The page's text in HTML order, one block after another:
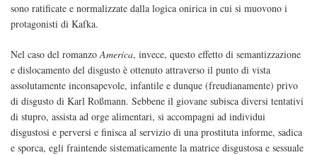
sono ratificate e normalizzate dalla logica onirica in cui si muovono i
protagonisti di Kafka.
Nel caso del romanzo America, invece, questo effetto di semantizzazione
e dislocamento del disgusto è ottenuto attraverso il punto di vista
assolutamente inconsapevole, infantile e dunque (freudianamente) privo
di disgusto di Karl Roßmann. Sebbene il giovane subisca diversi tentativi
di stupro, assista ad orge alimentari, si accompagni ad individui
disgustosi e perversi e finisca al servizio di una prostituta informe, sadica
e sporca, egli fraintende sistematicamente la matrice disgustosa e sessuale